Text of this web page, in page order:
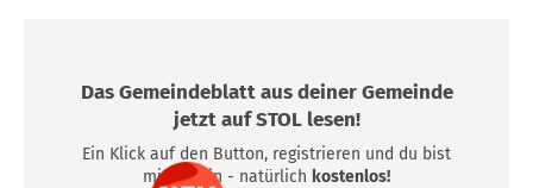
Das Gemeindeblatt aus deiner Gemeinde
jetzt auf STOL lesen!
Ein Klick auf den Button, registrieren und du bist
mittendrin - natürlich kostenlos!